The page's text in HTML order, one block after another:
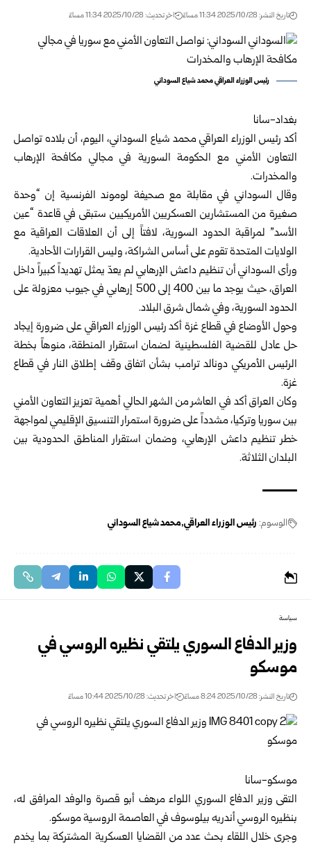
تاريخ النشر: 2025/10/28 11:34 مساءً اخر تحديث: 2025/10/28 11:34 مساءً
رئيس الوزراء العراقي محمد شياع السوداني
بغداد-سانا
أكد رئيس الوزراء العراقي محمد شياع السوداني، اليوم، أن بلاده تواصل
التعاون الأمني مع الحكومة السورية في مجالي مكافحة الإرهاب
والمخدرات.
وقال السوداني في مقابلة مع صحيفة لوموند الفرنسية إن “وحدة
صغيرة من المستشارين العسكريين الأمريكيين ستبقى في قاعدة “عين
الأسد” لمراقبة الحدود السورية، لافتاً إلى أن العلاقات العراقية مع
الولايات المتحدة تقوم على أساس الشراكة، وليس القرارات الأحادية.
ورأى السوداني أن تنظيم داعش الإرهابي لم يعدّ يمثل تهديداً كبيراً داخل
العراق، حيث يوجد ما بين 400 إلى 500 إرهابي في جيوب معزولة على
الحدود السورية، وفي شمال شرق البلاد.
وحول الأوضاع في قطاع غزة أكد رئيس الوزراء العراقي على ضرورة إيجاد
حل عادل للقضية الفلسطينية لضمان استقرار المنطقة، منوهاً بخطة
الرئيس الأمريكي دونالد ترامب بشأن اتفاق وقف إطلاق النار في قطاع
غزة.
وكان العراق أكد في العاشر من الشهر الحالي أهمية تعزيز التعاون الأمني
بين سوريا وتركيا، مشدداً على ضرورة استمرار التنسيق الإقليمي لمواجهة
خطر تنظيم داعش الإرهابي، وضمان استقرار المناطق الحدودية بين
البلدان الثلاثة.
الوسوم: رئيس الوزراء العراقي محمد شياع السوداني
سياسة
وزير الدفاع السوري يلتقي نظيره الروسي في
موسكو
تاريخ النشر: 2025/10/28 8:24 مساءً اخر تحديث: 2025/10/28 10:44 مساءً
موسكو-سانا
التقى وزير الدفاع السوري اللواء مرهف أبو قصرة والوفد المرافق له،
بنظيره الروسي أندريه بيلوسوف في العاصمة الروسية موسكو.
وجرى خلال اللقاء بحث عدد من القضايا العسكرية المشتركة بما يخدم